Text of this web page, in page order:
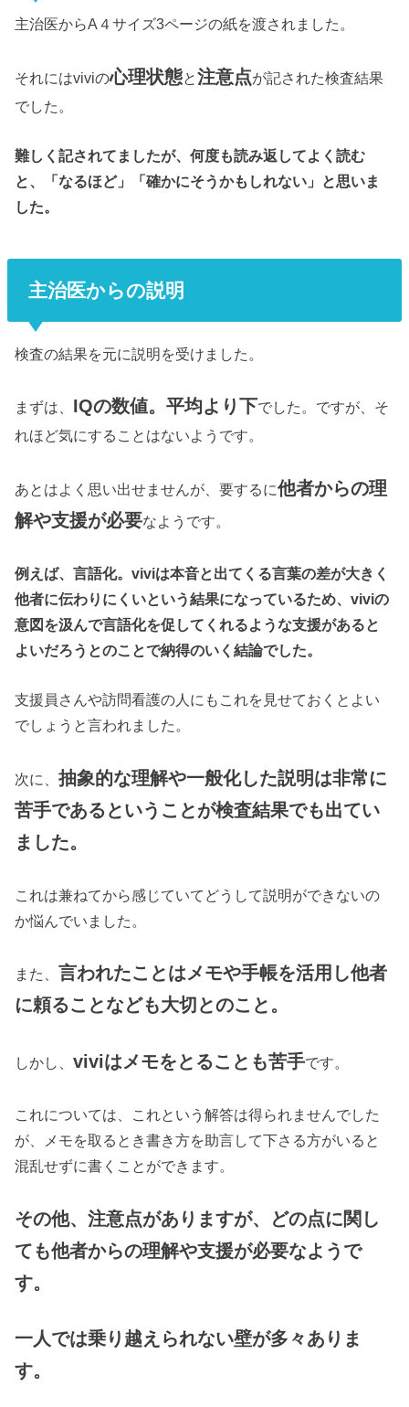
主治医からA４サイズ3ページの紙を渡されました。
それにはviviの心理状態と注意点が記された検査結果
でした。
難しく記されてましたが、何度も読み返してよく読む
と、「なるほど」「確かにそうかもしれない」と思いま
した。
主治医からの説明
検査の結果を元に説明を受けました。
まずは、 IQの数値。平均より下でした。 ですが、そ
れほど気にすることはないようです。
あとはよく思い出せませんが、要するに他者からの理
解や支援が必要なようです。
例えば、言語化。viviは本音と出てくる言葉の差が大きく
他者に伝わりにくいという結果になっているため、viviの
意図を汲んで言語化を促してくれるような支援があると
よいだろうとのことで納得のいく結論でした。
支援員さんや訪問看護の人にもこれを見せておくとよい
でしょうと言われました。
次に、抽象的な理解や一般化した説明は非常に
苦手であるということが検査結果でも出てい
ました。
これは兼ねてから感じていてどうして説明ができないの
か悩んでいました。
また、 言われたことはメモや手帳を活用し他者
に頼ることなども大切とのこと。
しかし、viviはメモをとることも苦手です。
これについては、これという解答は得られませんでした
が、メモを取るとき書き方を助言して下さる方がいると
混乱せずに書くことができます。
その他、注意点がありますが、どの点に関し
ても他者からの理解や支援が必要なようで
す。
一人では乗り越えられない壁が多々ありま
す。